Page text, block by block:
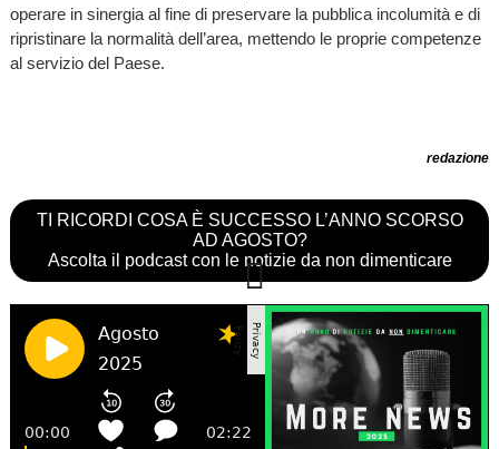
operare in sinergia al fine di preservare la pubblica incolumità e di
ripristinare la normalità dell’area, mettendo le proprie competenze
al servizio del Paese.
redazione
TI RICORDI COSA È SUCCESSO L’ANNO SCORSO
AD AGOSTO?
Ascolta il podcast con le notizie da non dimenticare